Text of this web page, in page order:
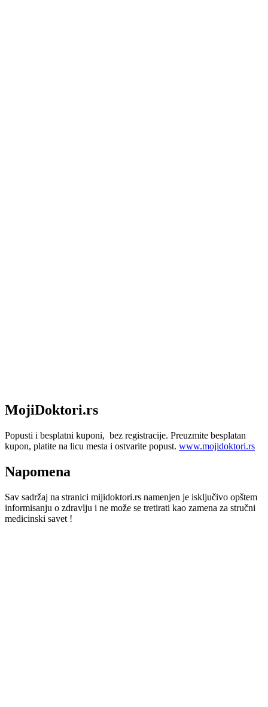
MojiDoktori.rs
Popusti i besplatni kuponi, bez registracije. Preuzmite besplatan
kupon, platite na licu mesta i ostvarite popust. www.mojidoktori.rs
Napomena
Sav sadržaj na stranici mijidoktori.rs namenjen je isključivo opštem
informisanju o zdravlju i ne može se tretirati kao zamena za stručni
medicinski savet !